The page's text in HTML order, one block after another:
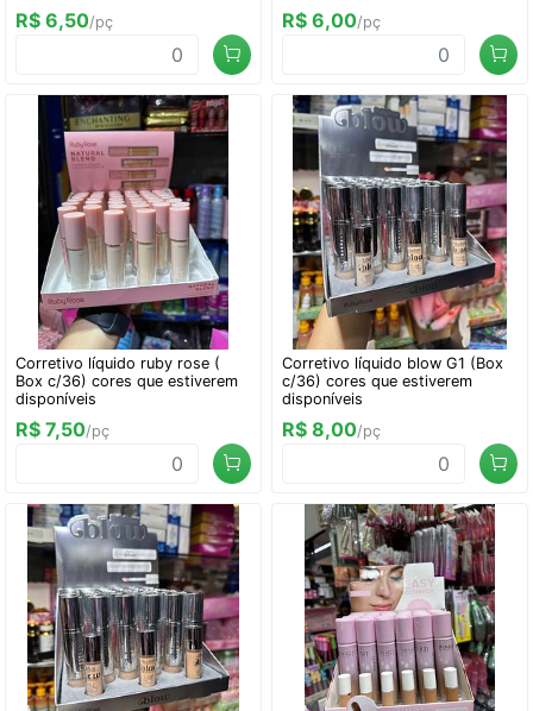
R$ 6,50/pç R$ 6,00/pç
Corretivo líquido ruby rose (
Box c/36) cores que estiverem
disponíveis
R$ 7,50/pç
Corretivo líquido blow G1 (Box
c/36) cores que estiverem
disponíveis
R$ 8,00/pç